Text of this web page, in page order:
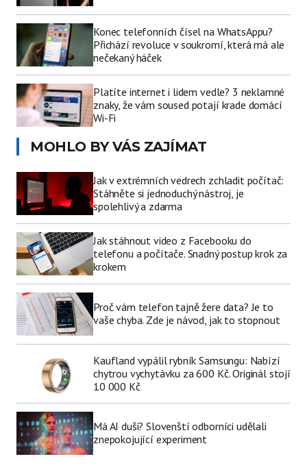
Konec telefonních čísel na WhatsAppu?
Přichází revoluce v soukromí, která má ale
nečekaný háček
Platíte internet i lidem vedle? 3 neklamné
znaky, že vám soused potají krade domácí
Wi-Fi
MOHLO BY VÁS ZAJÍMAT
Jak v extrémních vedrech zchladit počítač:
Stáhněte si jednoduchý nástroj, je
spolehlivý a zdarma
Jak stáhnout video z Facebooku do
telefonu a počítače. Snadný postup krok za
krokem
Proč vám telefon tajně žere data? Je to
vaše chyba. Zde je návod, jak to stopnout
Kaufland vypálil rybník Samsungu: Nabízí
chytrou vychytávku za 600 Kč. Originál stojí
10 000 Kč
Má AI duši? Slovenští odborníci udělali
znepokojující experiment